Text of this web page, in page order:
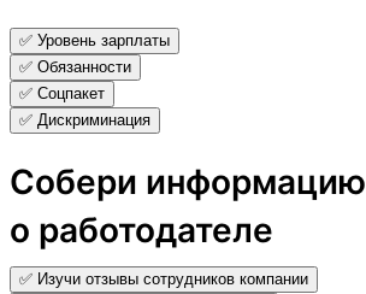
✅ Уровень зарплаты
✅ Обязанности
✅ Соцпакет
✅ Дискриминация
Собери информацию
о работодателе
✅ Изучи отзывы сотрудников компании